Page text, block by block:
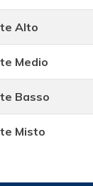
Alto
Medio
Basso
Misto